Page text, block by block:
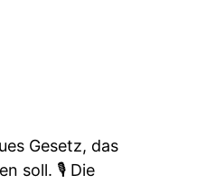
Gesetz, das
soll. 🎙️ Die